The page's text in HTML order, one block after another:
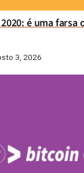
é uma farsa
3, 2026